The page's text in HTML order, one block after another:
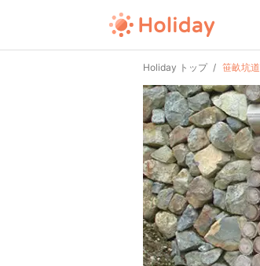
Holiday トップ 笹畝坑道